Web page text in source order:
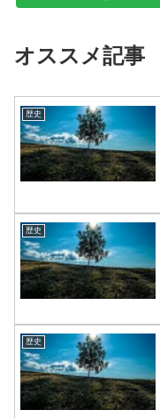
オススメ記事
歴史
歴史
歴史